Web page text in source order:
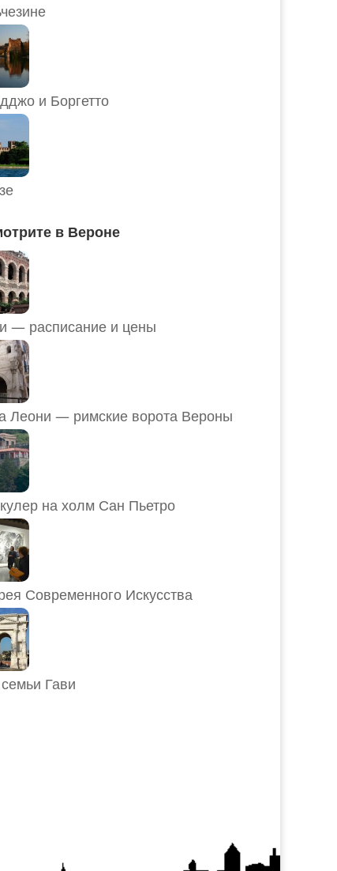
и Боргетто
в Вероне
Музеи — расписание и цены
Леони — римские ворота Вероны
на холм Сан Пьетро
Современного Искусства
Гави